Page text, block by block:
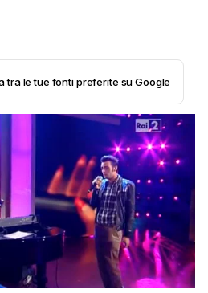
tra le tue fonti preferite su Google